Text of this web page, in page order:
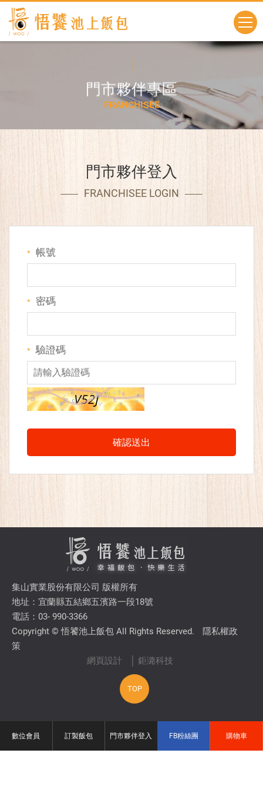
數位會員 訂製飯包 門市夥伴登入 FB粉絲團 購物車
門市夥伴專區
FRANCHISEE
門市夥伴登入
FRANCHISEE LOGIN
* 帳號
* 密碼
* 驗證碼
確認送出
集山實業股份有限公司 版權所有
地址：宜蘭縣五結鄉五濱路一段18號
電話：03- 990-3366
Copyright © 悟饕池上飯包 All Rights Reserved.
隱私權政
策
網頁設計
│ 鉅潞科技
TOP